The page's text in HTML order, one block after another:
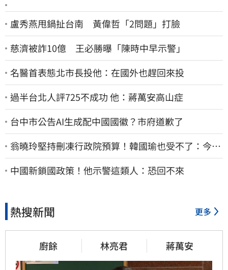
盧秀燕甩鍋扯台南 黃偉哲「2問題」打臉
慈濟被詐10億 王必勝曝「陳時中早示警」
名醫首表態北市長投他：在國外也趕回來投
過半台北人評725不成功 他：蔣萬安高山症
台中市公告AI生成配中國國徽？市府道歉了
翁曉玲堅持刪凍行政院預算！韓國瑜也受不了：今年
剩4個月你思考一下
中國新鎖國政策！他示警這類人：恐回不來
熱搜新聞 更多
廚餘 林亮君 蔣萬安